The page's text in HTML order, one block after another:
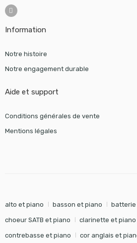
Information
Notre histoire
Notre engagement durable
Aide et support
Conditions générales de vente
Mentions légales
alto et piano basson et piano batterie
choeur SATB et piano clarinette et piano
contrebasse et piano cor anglais et